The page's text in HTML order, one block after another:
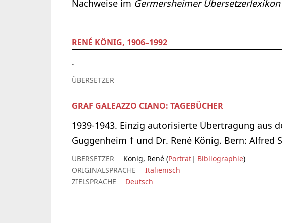
Nachweise im Germersheimer Übersetzerlexikon
RENÉ KÖNIG, 1906–1992
.
ÜBERSETZER
GRAF GALEAZZO CIANO: TAGEBÜCHER
1939-1943. Einzig autorisierte Übertragung aus
Guggenheim † und Dr. René König. Bern: Alfred
ÜBERSETZER König, René (Porträt| Bibliographie)
ORIGINALSPRACHE
Italienisch
ZIELSPRACHE
Deutsch